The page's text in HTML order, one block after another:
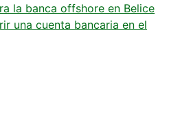
la banca offshore en Belice
una cuenta bancaria en el